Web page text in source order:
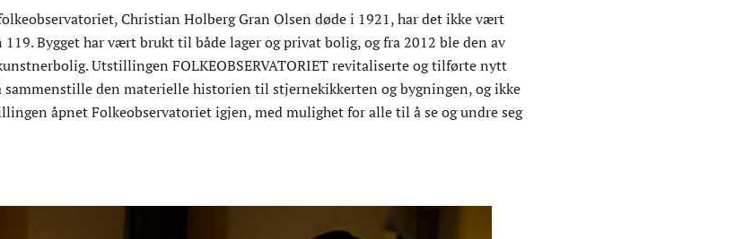
Christian Holberg Gran Olsen døde i 1921, har det ikke vært
Bygget har vært brukt til både lager og privat bolig, og fra 2012 ble den av
Utstillingen FOLKEOBSERVATORIET revitaliserte og tilførte nytt
den materielle historien til stjernekikkerten og bygningen, og ikke
åpnet Folkeobservatoriet igjen, med mulighet for alle til å se og undre seg